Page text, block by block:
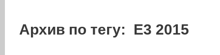
Архив по тегу: E3 2015